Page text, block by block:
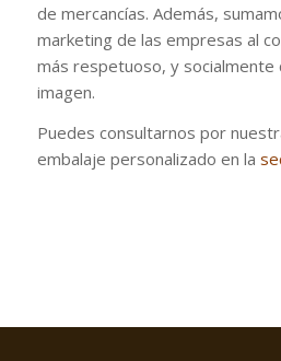
de mercancías. Además,
marketing de las empresas al
más respetuoso, y socialmente
imagen.
Puedes consultarnos por
embalaje personalizado en la